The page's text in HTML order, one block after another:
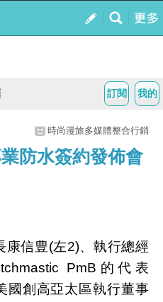
我的
訂閱
時尚漫旅多媒體整合行銷
防水簽約發佈會
康信豊(左2)、執行總經
PmB的代表
國創高亞太區執行董事